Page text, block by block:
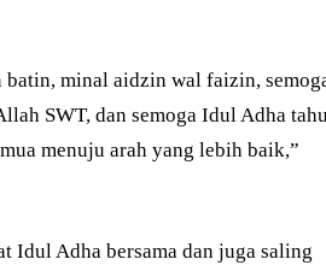
minal aidzin wal faizin,
SWT, dan semoga Idul Adha
menuju arah yang lebih baik,”
Idul Adha bersama dan juga saling